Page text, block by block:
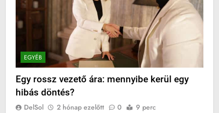
EGYÉB
Egy rossz vezető ára: mennyibe kerül egy
hibás döntés?
DelSol 2 hónap ezelőtt 0 9 perc